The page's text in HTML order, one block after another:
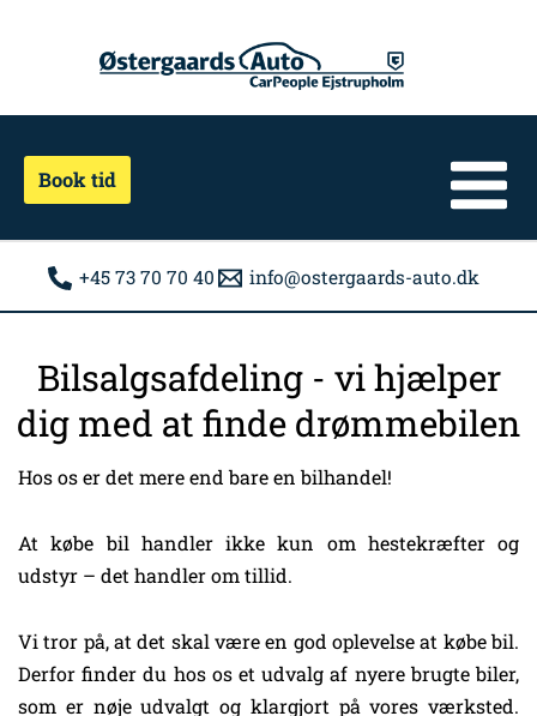
Book tid
+45 73 70 70 40 info@ostergaards-auto.dk
Bilsalgsafdeling - vi hjælper
dig med at finde drømmebilen
Hos os er det mere end bare en bilhandel!
At købe bil handler ikke kun om hestekræfter og
udstyr – det handler om tillid.
Vi tror på, at det skal være en god oplevelse at købe bil.
Derfor finder du hos os et udvalg af nyere brugte biler,
som er nøje udvalgt og klargjort på vores værksted.